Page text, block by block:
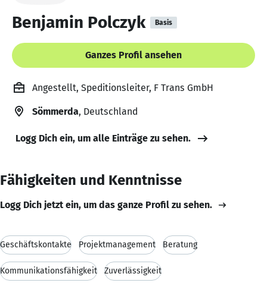
Benjamin Polczyk Basis
Ganzes Profil ansehen
Angestellt, Speditionsleiter, F Trans GmbH
Sömmerda, Deutschland
Logg Dich ein, um alle Einträge zu sehen.
Fähigkeiten und Kenntnisse
Logg Dich jetzt ein, um das ganze Profil zu sehen.
Geschäftskontakte Projektmanagement Beratung
Kommunikationsfähigkeit Zuverlässigkeit